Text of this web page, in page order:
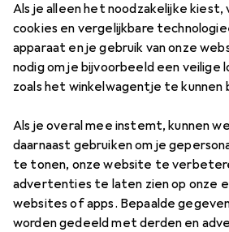
Als je alleen het noodzakelijke
cookies en vergelijkbare
apparaat en je gebruik van onze
nodig om je bijvoorbeeld een veilige
zoals het winkelwagentje te kunnen
Als je overal mee instemt, kunnen
daarnaast gebruiken om je
te tonen, onze website te
advertenties te laten zien op onze
websites of apps. Bepaalde
worden gedeeld met derden en
EUR
113,71
AdidasHellcat
38 38.5, 40
Accessoires voor
Pro
Vind bijpassende accessoires voor
uit de categorie Schoenovertrek.